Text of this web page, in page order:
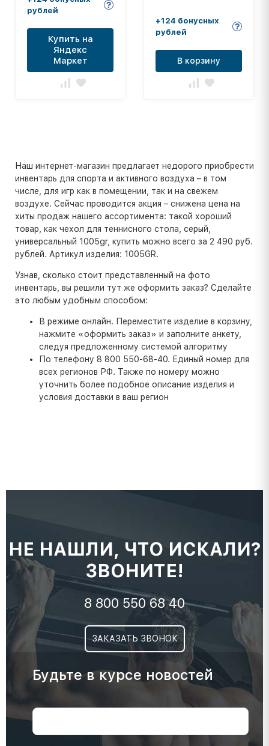
рублей
Купить на
Яндекс
Маркет
+124 бонусных
рублей
В корзину
Наш интернет-магазин предлагает недорого приобрести
инвентарь для спорта и активного воздуха – в том
числе, для игр как в помещении, так и на свежем
воздухе. Сейчас проводится акция – снижена цена на
хиты продаж нашего ассортимента: такой хороший
товар, как чехол для теннисного стола, серый,
универсальный 1005gr, купить можно всего за 2 490 руб.
рублей. Артикул изделия: 1005GR.
Узнав, сколько стоит представленный на фото
инвентарь, вы решили тут же оформить заказ? Сделайте
это любым удобным способом:
В режиме онлайн. Переместите изделие в корзину,
нажмите «оформить заказ» и заполните анкету,
следуя предложенному системой алгоритму
По телефону 8 800 550-68-40. Единый номер для
всех регионов РФ. Также по номеру можно
уточнить более подобное описание изделия и
условия доставки в ваш регион
НЕ НАШЛИ, ЧТО ИСКАЛИ?
ЗВОНИТЕ!
8 800 550 68 40
ЗАКАЗАТЬ ЗВОНОК
Будьте в курсе новостей